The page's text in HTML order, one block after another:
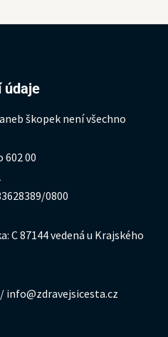
údaje
škopek není všechno
602 00
0800
C 87144 vedená u Krajského
info@zdravejsicesta.cz